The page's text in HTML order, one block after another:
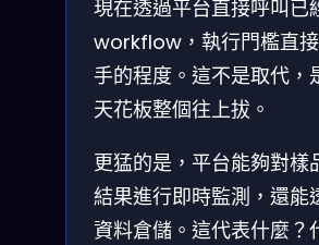
現在透過平台直接呼叫
workflow，執行門檻直
手的程度。這不是取代，
天花板整個往上拔。
更猛的是，平台能夠對
結果進行即時監測，還能
資料倉儲。這代表什麼？